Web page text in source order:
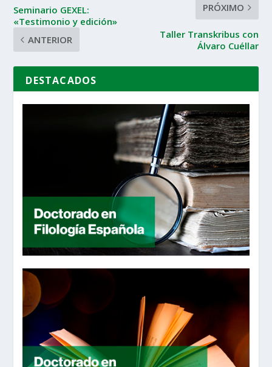
Seminario GEXEL:
«Testimonio y edición»
ANTERIOR
PRÓXIMO
Taller Transkribus con
Álvaro Cuéllar
DESTACADOS